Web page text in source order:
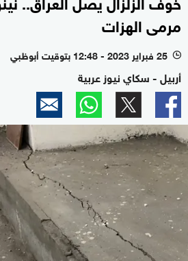
مرمى الهزات
l 25 فبراير 2023 - 12:48 بتوقيت أبوظبي
أربيل - سكاي نيوز عربية